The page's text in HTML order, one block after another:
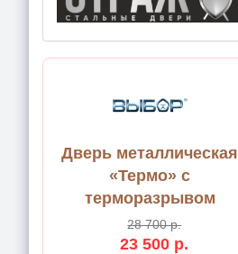
Дверь металлическая
«Термо» с
терморазрывом
28 700 р.
23 500 р.